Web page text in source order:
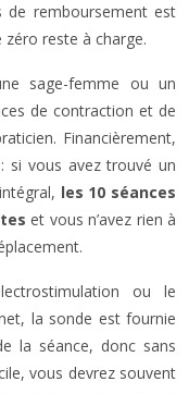
de remboursement est
reste à charge.
sage-femme ou un
de contraction et de
Financièrement,
si vous avez trouvé un
les 10 séances
et vous n’avez rien à
ou le
la sonde est fournie
la séance, donc sans
vous devrez souvent